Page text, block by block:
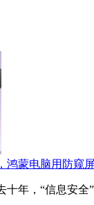
鸿蒙电脑用防窥
十年，“信息安